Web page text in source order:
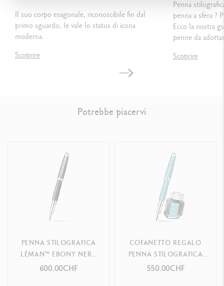
PACKAGING
Dimensions: 18.4 x 8 x 4 cm
International guarantee included in the packaging
Mnib width - R
4791.782
B n
4791.792
Il suo corpo esagonale, riconoscibile fin dal
primo sguardo, le vale lo status di icona
moderna.
Scoprire
Penna
penna a sfera ?
Ecco la nostra
penne da
Scoprire
Potrebbe piacervi
PENNA STILOGRAFICA
LÉMAN™ EBONY NERA
PLACCATA ARGENTO
600.00CHF
COFANETTO REGALO
PENNA STILOGRAFICA
LÉMAN™ BLEU ALPIN
550.00CHF